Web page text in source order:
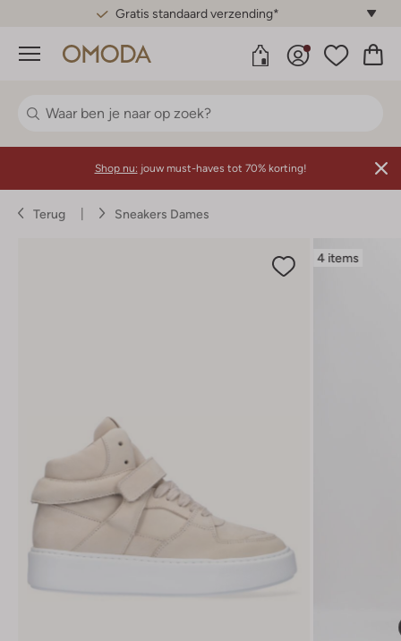
Gratis standaard verzending*
Menu
Shop nu: jouw must-haves tot 70% korting!
Terug Sneakers Dames
4 items